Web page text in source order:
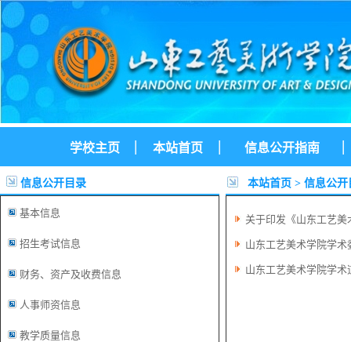
学校主页 | 本站首页 | 信息公开指南 |
信息公开目录
基本信息
招生考试信息
财务、资产及收费信息
人事师资信息
教学质量信息
本站首页 > 信息公开
关于印发《山东工艺
山东工艺美术学院学术
山东工艺美术学院学